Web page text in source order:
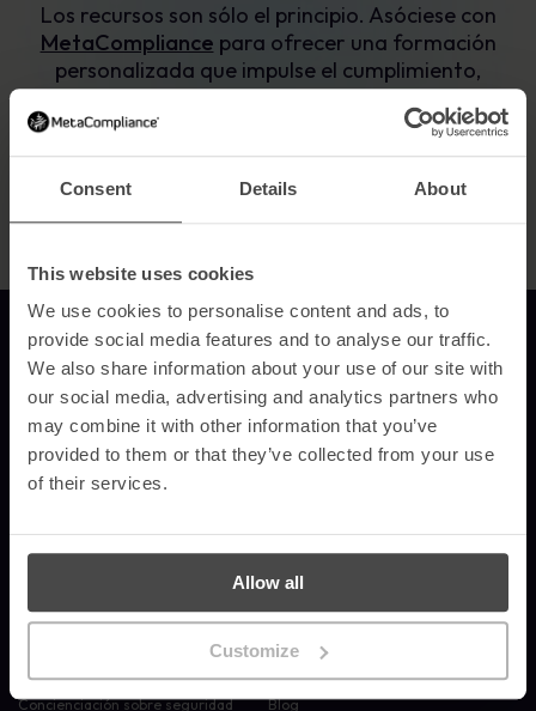
Consent Details About
This website uses cookies
We use cookies to personalise content and ads, to
provide social media features and to analyse our traffic.
We also share information about your use of our site with
our social media, advertising and analytics partners who
may combine it with other information that you’ve
provided to them or that they’ve collected from your use
of their services.
Allow all
Customize
Los recursos son sólo el principio. Asóciese con
MetaCompliance para ofrecer una formación
personalizada que impulse el cumplimiento,
cambie los comportamientos y reduzca los
Reserve una demostración Llamada a la acción
Enlace a la página de inicio
MetaCompliance ofrece a empresas y organizaciones formación en
concienciación sobre seguridad que es efectiva, personalizada y
fácilmente medible.
Solicitar una demo
Concienciación sobre seguridad
Recursos
Blog